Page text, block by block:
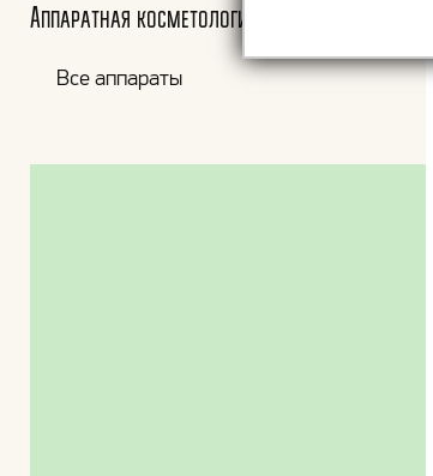
Аппаратная косметология
Все аппараты